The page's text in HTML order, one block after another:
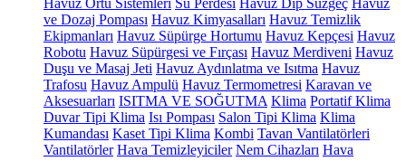
Havuz Örtü Sistemleri Su Perdesi Havuz Dip Süzgeç Havuz
ve Dozaj Pompası Havuz Kimyasalları Havuz Temizlik
Ekipmanları Havuz Süpürge Hortumu Havuz Kepçesi Havuz
Robotu Havuz Süpürgesi ve Fırçası Havuz Merdiveni Havuz
Duşu ve Masaj Jeti Havuz Aydınlatma ve Isıtma Havuz
Trafosu Havuz Ampulü Havuz Termometresi Karavan ve
Aksesuarları ISITMA VE SOĞUTMA Klima Portatif Klima
Duvar Tipi Klima Isı Pompası Salon Tipi Klima Klima
Kumandası Kaset Tipi Klima Kombi Tavan Vantilatörleri
Vantilatörler Hava Temizleyiciler Nem Cihazları Hava